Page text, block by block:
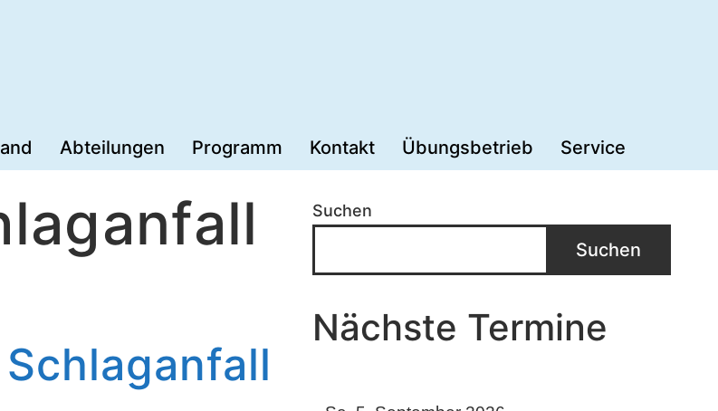
Abteilungen Programm Kontakt Übungsbetrieb Service
Suchen
Suchen
Nächste Termine